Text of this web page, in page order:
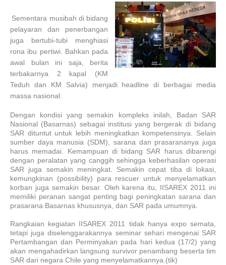
Sementara musibah di bidang
pelayaran dan penerbangan
juga bertubi-tubi menghiasi
rona ibu pertiwi. Bahkan pada
awal bulan ini saja, berita
terbakarnya 2 kapal (KM
Teduh dan KM Salvia) menjadi headline di berbagai media
massa nasional.
Dengan kondisi yang semakin kompleks inilah, Badan SAR
Nasional (Basarnas) sebagai institusi yang bergerak di bidang
SAR dituntut untuk lebih meningkatkan kompetensinya. Selain
sumber daya manusia (SDM), sarana dan prasarananya juga
harus memadai. Kemampuan di bidang SAR harus dibarengi
dengan peralatan yang canggih sehingga keberhasilan operasi
SAR juga semakin meningkat. Semakin cepat tiba di lokasi,
kemungkinan (possibility) para rescuer untuk menyelamatkan
korban juga semakin besar. Oleh karena itu, IISAREX 2011 ini
memiliki peranan sangat penting bagi peningkatan sarana dan
prasarana Basarnas khususnya, dan SAR pada umumnya.
Rangkaian kegiatan IISAREX 2011 tidak hanya expo semata,
tetapi juga diselenggarakannya seminar sehari mengenai SAR
Pertambangan dan Perminyakan pada hari kedua (17/2) yang
akan mengahadirkan langsung survivor penambang beserta tim
SAR dari negara Chile yang menyelamatkannya.(tik)